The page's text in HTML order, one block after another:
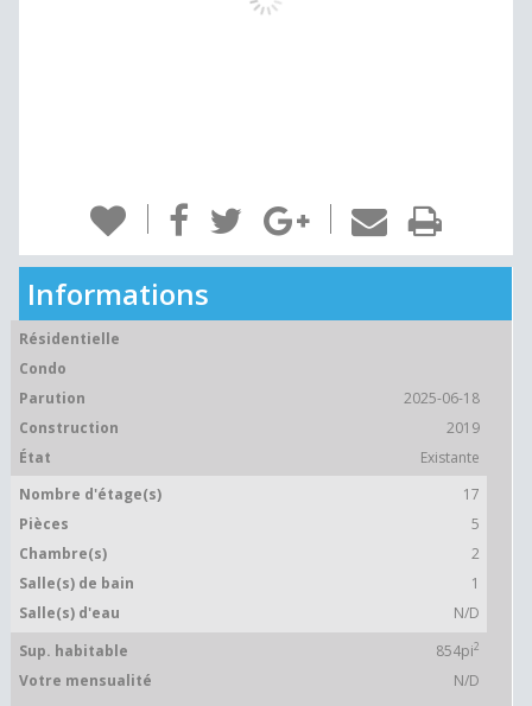
Informations
Résidentielle
Condo
Parution
2025-06-18
Construction
2019
État
Existante
Nombre d'étage(s)
17
Pièces
5
Chambre(s)
2
Salle(s) de bain
1
Salle(s) d'eau
N/D
Sup. habitable
854pi2
Votre mensualité N/D